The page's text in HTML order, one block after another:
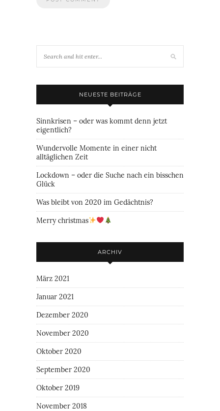
NEUESTE BEITRÄGE
Sinnkrisen – oder was kommt denn jetzt
eigentlich?
Wundervolle Momente in einer nicht
alltäglichen Zeit
Lockdown – oder die Suche nach ein bisschen
Glück
Was bleibt von 2020 im Gedächtnis?
Merry christmas
ARCHIV
März 2021
Januar 2021
Dezember 2020
November 2020
Oktober 2020
September 2020
Oktober 2019
November 2018